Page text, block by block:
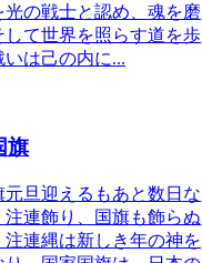
の戦士と認め、魂を磨
して世界を照らす道を歩
は己の内に...
旗
旦迎えるもあと数日な
連飾り、国旗も飾らぬ
連縄は新しき年の神を